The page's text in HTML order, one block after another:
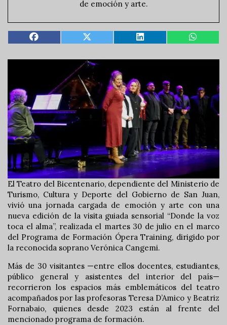
de emoción y arte.
El Teatro del Bicentenario, dependiente del Ministerio de
Turismo, Cultura y Deporte del Gobierno de San Juan,
vivió una jornada cargada de emoción y arte con una
nueva edición de la visita guiada sensorial “Donde la voz
toca el alma”, realizada el martes 30 de julio en el marco
del Programa de Formación Ópera Training, dirigido por
la reconocida soprano Verónica Cangemi.
Más de 30 visitantes —entre ellos docentes, estudiantes,
público general y asistentes del interior del país—
recorrieron los espacios más emblemáticos del teatro
acompañados por las profesoras Teresa D’Amico y Beatriz
Fornabaio, quienes desde 2023 están al frente del
mencionado programa de formación.